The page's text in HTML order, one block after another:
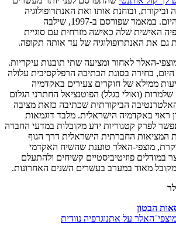
ובוחנת אותו ואת האנתרופולוגיה
ומדעי החברה מאז ועד היום. במאמר שפורסם ב-1997, שילבה
האישית שלה כאישה מזרחית עם סוגיית
גם את האנתרופולוגיה של עד אותה תקופה.
האלר לאחור ומציעה שתי תובנות עיקריות.
בחירה בסוגת הכתיבה הרפלקסיבית עלולה
ממילא של חוקרים צעירים באקדמיה
(ואולי בגלל) הפוטנציאל החתרני הגלום
הביקורתית שכתיבה כזאת מציבה
ראוי באקדמיה הישראלית. מלבד דוגמאות
לפרק קטגוריות ידע מקובלות במדעי החברה
המציאות החברתית הישראלית דרך הגוף
מוצפי-האלר טוענת שהשיח האקדמי
במודלים פוזיטיביסטיים קשיחים ולהתעלם
מאוד במערב בעשרים השנים האחרונות.
הבטון
על אתנוגרפיה נוודית